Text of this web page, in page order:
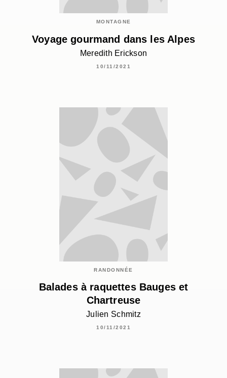
MONTAGNE
Voyage gourmand dans les Alpes
Meredith Erickson
10/11/2021
RANDONNÉE
Balades à raquettes Bauges et
Chartreuse
Julien Schmitz
10/11/2021